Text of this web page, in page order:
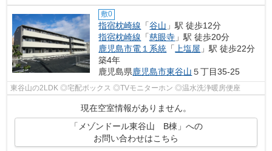
敷0
指宿枕崎線 「谷山 」駅 徒歩12分
指宿枕崎線 「慈眼寺 」駅 徒歩20分
鹿児島市電１系統 「 上塩屋 」駅 徒歩22分
築4年
鹿児島県鹿児島市東谷山 ５丁目35-25
東谷山の2LDK ◎宅配ボックス ◎TVモニターホン ◎温水洗浄暖房便座
現在空室情報がありません。
「メゾンドール東谷山 B棟」への
お問い合わせはこちら